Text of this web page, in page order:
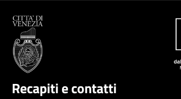
Recapiti e contatti